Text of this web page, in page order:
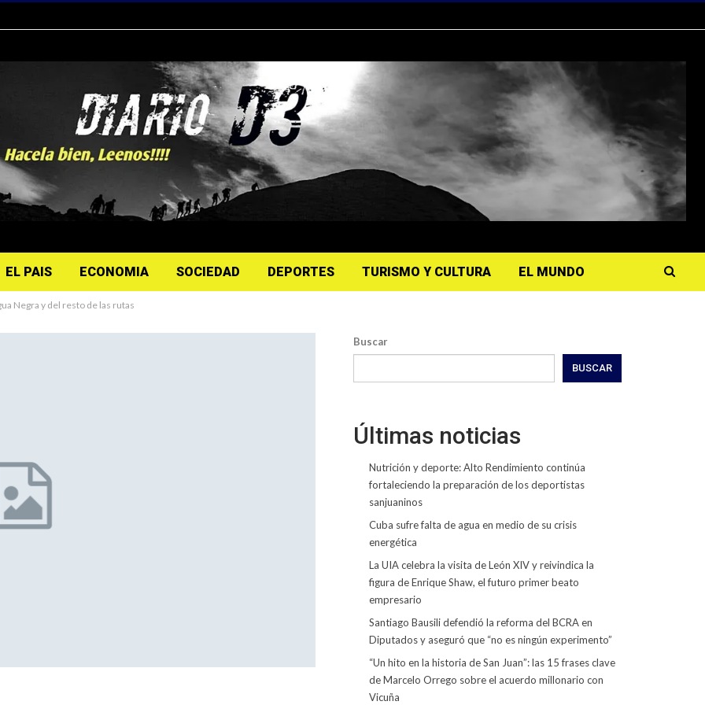
EL PAIS ECONOMIA SOCIEDAD DEPORTES TURISMO Y CULTURA EL MUNDO
Negra y del resto de las rutas
Buscar
BUSCAR
Últimas noticias
Nutrición y deporte: Alto Rendimiento continúa
fortaleciendo la preparación de los deportistas
sanjuaninos
Cuba sufre falta de agua en medio de su crisis
energética
La UIA celebra la visita de León XIV y reivindica la
figura de Enrique Shaw, el futuro primer beato
empresario
Santiago Bausili defendió la reforma del BCRA en
Diputados y aseguró que “no es ningún experimento”
“Un hito en la historia de San Juan”: las 15 frases clave
de Marcelo Orrego sobre el acuerdo millonario con
Vicuña